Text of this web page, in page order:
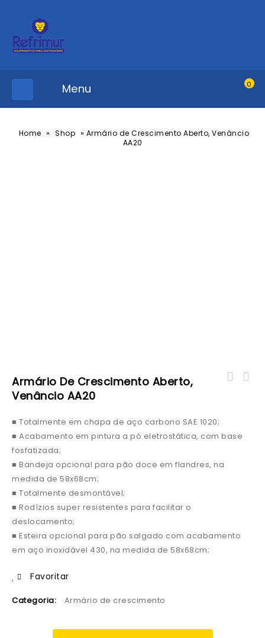
Menu 0
Home » Shop » Armário de Crescimento Aberto, Venâncio
AA20
Armário De Crescimento Aberto,
Venâncio AA20
■ Totalmente em chapa de aço carbono SAE 1020;
■ Acabamento em pintura a pó eletrostática, com base
fosfatizada;
■ Bandeja opcional para pão doce em flandres, na
medida de 58x68cm;
■ Totalmente desmontável;
■ Rodízios super resistentes para facilitar o
deslocamento;
■ Esteira opcional para pão salgado com acabamento
em aço inoxidável 430, na medida de 58x68cm;
Favoritar
Categoria: Armário de crescimento